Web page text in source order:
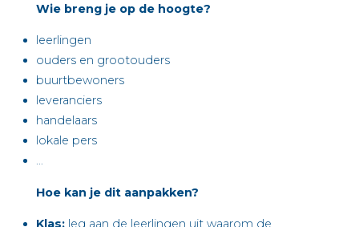
Wie breng je op de hoogte?
leerlingen
ouders en grootouders
buurtbewoners
leveranciers
handelaars
lokale pers
…
Hoe kan je dit aanpakken?
Klas:leg aan de leerlingen uit waarom de